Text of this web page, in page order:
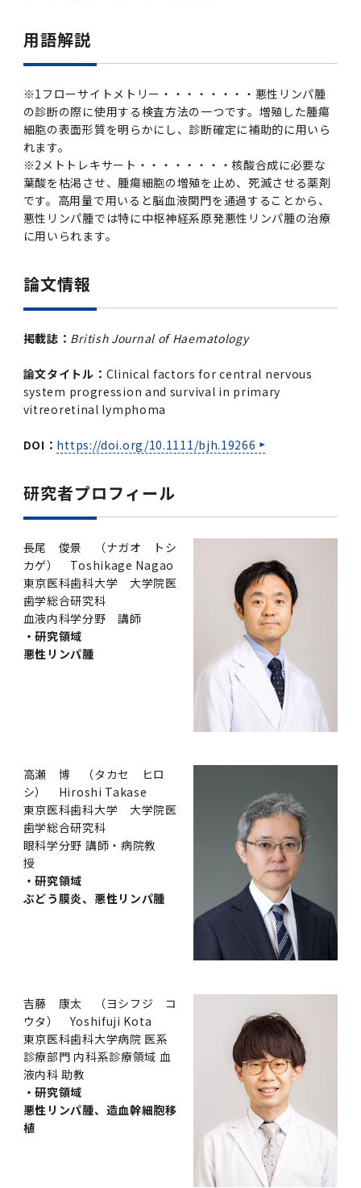
用語解説
※1フローサイトメトリー・・・・・・・・悪性リンパ腫
の診断の際に使用する検査方法の一つです。増殖した腫瘍
細胞の表面形質を明らかにし、診断確定に補助的に用いら
れます。
※2メトトレキサート・・・・・・・・核酸合成に必要な
葉酸を枯渇させ、腫瘍細胞の増殖を止め、死滅させる薬剤
です。高用量で用いると脳血液関門を通過することから、
悪性リンパ腫では特に中枢神経系原発悪性リンパ腫の治療
に用いられます。
論文情報
掲載誌： British Journal of Haematology
論文タイトル： Clinical factors for central nervous
system progression and survival in primary
vitreoretinal lymphoma
DOI： https://doi.org/10.1111/bjh.19266
研究者プロフィール
長尾 俊景 （ナガオ トシ
カゲ） Toshikage Nagao
東京医科歯科大学 大学院医
歯学総合研究科
血液内科学分野 講師
・研究領域
悪性リンパ腫
高瀬 博 （タカセ ヒロ
シ） Hiroshi Takase
東京医科歯科大学 大学院医
歯学総合研究科
眼科学分野 講師・病院教
授
・研究領域
ぶどう膜炎、悪性リンパ腫
吉藤 康太 （ヨシフジ コ
ウタ） Yoshifuji Kota
東京医科歯科大学病院 医系
診療部門 内科系診療領域 血
液内科 助教
・研究領域
悪性リンパ腫、造血幹細胞移
植